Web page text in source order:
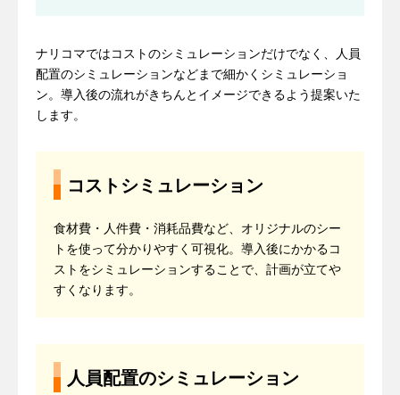
ナリコマではコストのシミュレーションだけでなく、人員
配置のシミュレーションなどまで細かくシミュレーショ
ン。導入後の流れがきちんとイメージできるよう提案いた
します。
コストシミュレーション
食材費・人件費・消耗品費など、オリジナルのシー
トを使って分かりやすく可視化。導入後にかかるコ
ストをシミュレーションすることで、計画が立てや
すくなります。
人員配置のシミュレーション